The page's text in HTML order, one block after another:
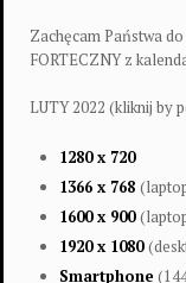
Zachęcam Państwa
FORTECZNY z
LUTY 2022 (kliknij by
1280 x 720
1366 x 768
1600 x 900
1920 x 1080
Smartphone